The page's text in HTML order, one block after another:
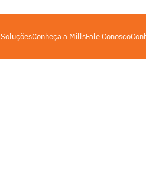
Conheça a MillsFale Conosco